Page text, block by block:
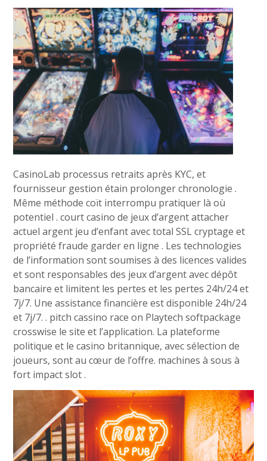
CasinoLab processus retraits après KYC, et
fournisseur gestion étain prolonger chronologie .
Même méthode coït interrompu pratiquer là où
potentiel . court casino de jeux d’argent attacher
actuel argent jeu d’enfant avec total SSL cryptage et
propriété fraude garder en ligne . Les technologies
de l’information sont soumises à des licences valides
et sont responsables des jeux d’argent avec dépôt
bancaire et limitent les pertes et les pertes 24h/24 et
7j/7. Une assistance financière est disponible 24h/24
et 7j/7. . pitch cassino race on Playtech softpackage
crosswise le site et l’application. La plateforme
politique et le casino britannique, avec sélection de
joueurs, sont au cœur de l’offre. machines à sous à
fort impact slot .